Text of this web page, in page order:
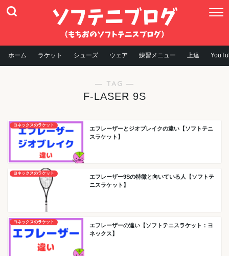
ホーム ラケット シューズ ウェア 練習メニュー 上達
― TAG ―
F-LASER 9S
ヨネックスのラケット
エフレーザーとジオブレイクの違い【ソフトテニ
スラケット】
ヨネックスのラケット
エフレーザー9Sの特徴と向いている人【ソフトテ
ニスラケット】
ヨネックスのラケット
エフレーザーの違い【ソフトテニスラケット：ヨ
ネックス】